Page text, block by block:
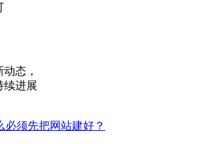
动态 ，
续进展